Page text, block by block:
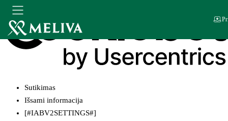
Sutikimas
Išsami informacija
[#IABV2SETTINGS#]